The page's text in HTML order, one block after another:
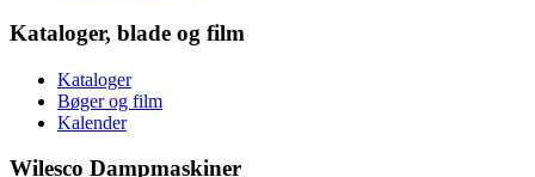
Kataloger, blade og film
Kataloger
Bøger og film
Kalender
Wilesco Dampmaskiner